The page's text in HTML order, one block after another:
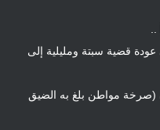
قضية سبتة ومليلية إلى
(صرخة مواطن بلغ به الضيق